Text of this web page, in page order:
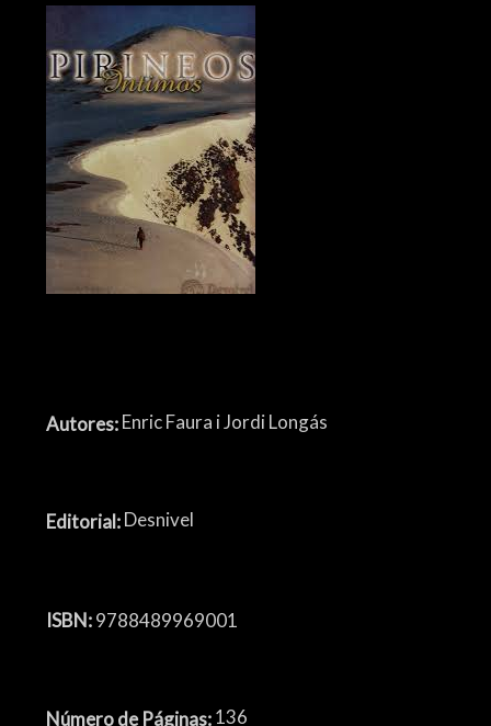
Autores:Enric Faura i Jordi Longás
Editorial:Desnivel
ISBN:9788489969001
Número de Páginas:136